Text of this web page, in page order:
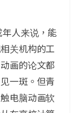
人来说，能
关机构的工
画的论文都
一斑。但青
电脑动画软